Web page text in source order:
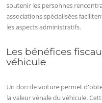
soutenir les personnes
associations spécialisées
les aspects administratifs.
Les bénéfices
véhicule
Un don de voiture permet
la valeur vénale du véhicule.